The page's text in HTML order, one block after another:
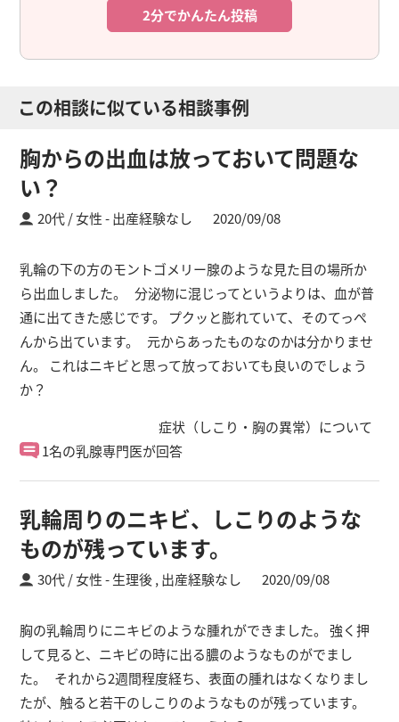
2分でかんたん投稿
この相談に似ている相談事例
胸からの出血は放っておいて問題な
い？
20代 / 女性 出産経験なし 2020/09/08
乳輪の下の方のモントゴメリー腺のような見た目の場所か
ら出血しました。 分泌物に混じってというよりは、血が普
通に出てきた感じです。 プクッと膨れていて、そのてっぺ
んから出ています。 元からあったものなのかは分かりませ
ん。 これはニキビと思って放っておいても良いのでしょう
か？
症状（しこり・胸の異常）について
1名の乳腺専門医が回答
乳輪周りのニキビ、しこりのような
ものが残っています。
30代 / 女性 生理後 , 出産経験なし 2020/09/08
胸の乳輪周りにニキビのような腫れができました。 強く押
して見ると、ニキビの時に出る膿のようなものがでまし
た。 それから2週間程度経ち、表面の腫れはなくなりまし
たが、触ると若干のしこりのようなものが残っています。